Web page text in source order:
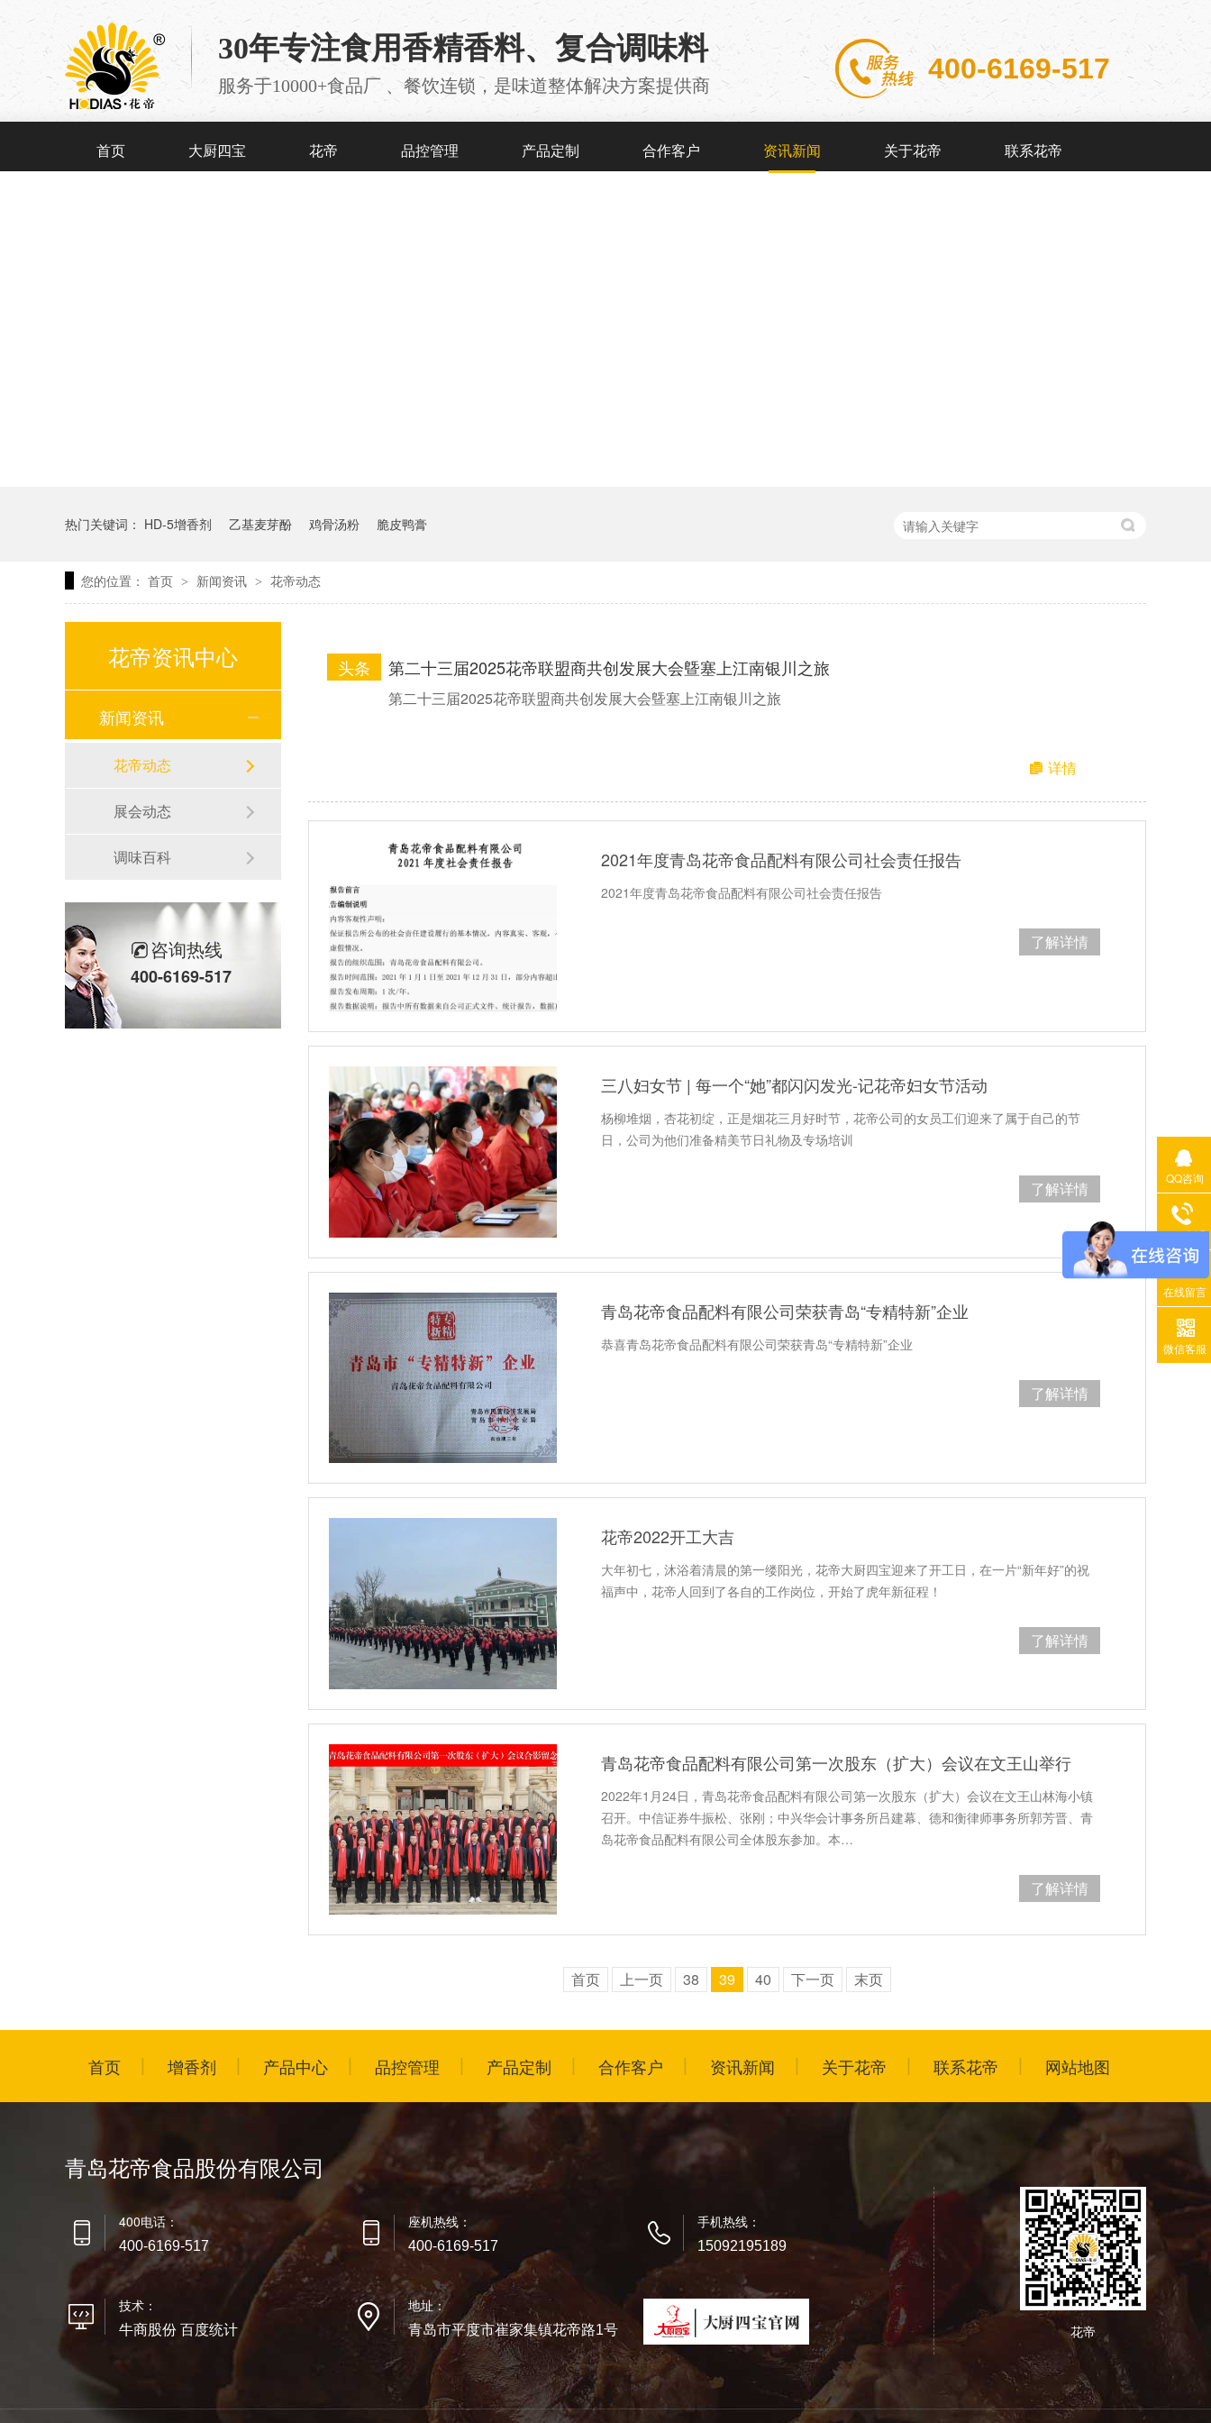
30年专注食用香精香料、复合调味料
服务于10000+食品厂 、餐饮连锁，是味道整体解决方案提供商
400-6169-517
首页 大厨四宝 花帝 品控管理 产品定制 合作客户 资讯新闻 关于花帝 联系花帝
热门关键词： HD-5增香剂 乙基麦芽酚 鸡骨汤粉 脆皮鸭膏
您的位置： 首页 > 新闻资讯 > 花帝动态
第二十三届2025花帝联盟商共创发展大会曁塞上江南银川之旅
头条
第二十三届2025花帝联盟商共创发展大会曁塞上江南银川之旅
详情
2021年度青岛花帝食品配料有限公司社会责任报告
2021年度青岛花帝食品配料有限公司社会责任报告
了解详情
三八妇女节 | 每一个“她”都闪闪发光-记花帝妇女节活动
杨柳堆烟，杏花初绽，正是烟花三月好时节，花帝公司的女员工们迎来了属于自己的节
日，公司为他们准备精美节日礼物及专场培训
了解详情
青岛花帝食品配料有限公司荣获青岛“专精特新”企业
恭喜青岛花帝食品配料有限公司荣获青岛“专精特新”企业
了解详情
花帝2022开工大吉
大年初七，沐浴着清晨的第一缕阳光，花帝大厨四宝迎来了开工日，在一片“新年好”的祝
福声中，花帝人回到了各自的工作岗位，开始了虎年新征程！
了解详情
青岛花帝食品配料有限公司第一次股东（扩大）会议在文王山举行
2022年1月24日，青岛花帝食品配料有限公司第一次股东（扩大）会议在文王山林海小镇
召开。中信证券牛振松、张刚；中兴华会计事务所吕建幕、德和衡律师事务所郭芳晋、青
岛花帝食品配料有限公司全体股东参加。本…
了解详情
首页 上一页 38 39 40 下一页 末页
花帝资讯中心
新闻资讯
花帝动态
展会动态
调味百科
咨询热线
400-6169-517
首页 增香剂 产品中心 品控管理 产品定制 合作客户 资讯新闻 关于花帝 联系花帝 网站地图
青岛花帝食品股份有限公司
400电话：
400-6169-517
座机热线：
400-6169-517
手机热线：
15092195189
技术：
牛商股份 百度统计
地址：
青岛市平度市崔家集镇花帝路1号 花帝
QQ咨询
400电话
在线留言
微信客服